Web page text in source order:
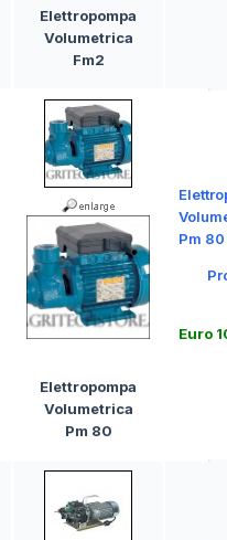
Elettropompa
Volumetrica
Fm2
Elettropompa
Volumetrica
Pm 80
Pm 80
Euro